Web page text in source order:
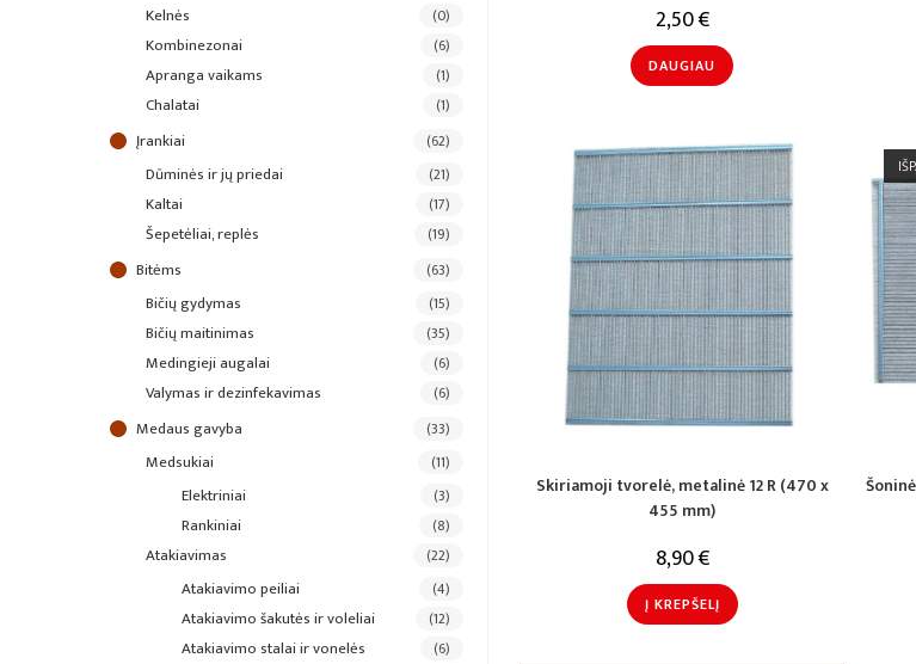
2,50€
DAUGIAU
Skiriamoji tvorelė, metalinė 12 R (470 x
455 mm)
8,90€
Į KREPŠELĮ
kelnės (0)
kombinezonai (6)
apranga vaikams (1)
chalatai (1)
įrankiai (62)
dūminės ir jų priedai (21)
kaltai (17)
šepetėliai, replės (19)
bitėms (63)
bičių gydymas (15)
bičių maitinimas (35)
medingieji augalai (6)
valymas ir dezinfekavimas (6)
medaus gavyba (33)
medsukiai (11)
elektriniai (3)
rankiniai (8)
atakiavimas (22)
atakiavimo peiliai (4)
atakiavimo šakutės ir voleliai (12)
atakiavimo stalai ir vonelės (6)